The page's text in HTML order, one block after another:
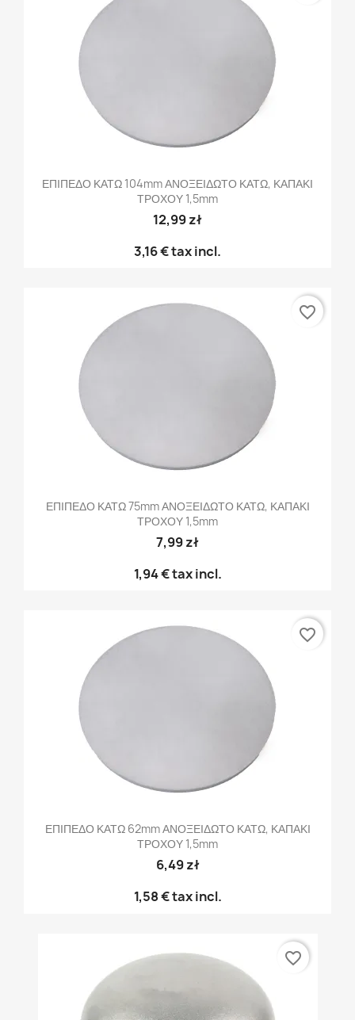
ΕΠΙΠΕΔΟ ΚΑΤΩ 104mm ΑΝΟΞΕΙΔΩΤΟ ΚΑΤΩ, ΚΑΠΑΚΙ
ΤΡΟΧΟΥ 1,5mm
12,99 zł
3,16 €tax incl.
ΕΠΙΠΕΔΟ ΚΑΤΩ 75mm ΑΝΟΞΕΙΔΩΤΟ ΚΑΤΩ, ΚΑΠΑΚΙ
ΤΡΟΧΟΥ 1,5mm
7,99 zł
1,94 €tax incl.
favorite_border
ΕΠΙΠΕΔΟ ΚΑΤΩ 62mm ΑΝΟΞΕΙΔΩΤΟ ΚΑΤΩ, ΚΑΠΑΚΙ
ΤΡΟΧΟΥ 1,5mm
6,49 zł
1,58 €tax incl.
favorite_border
favorite_border